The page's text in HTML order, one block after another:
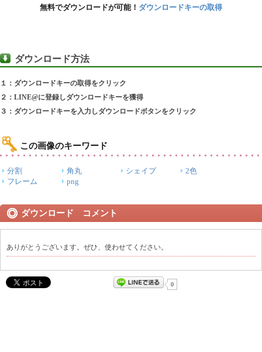
無料でダウンロードが可能！ ダウンロードキーの取得
ダウンロード方法
１：ダウンロードキーの取得をクリック
２：LINE@に登録しダウンロードキーを獲得
３：ダウンロードキーを入力しダウンロードボタンをクリック
この画像のキーワード
分割 角丸 シェイプ
2色
フレーム
png
ダウンロード コメント
ありがとうございます。ぜひ、使わせてください。
0